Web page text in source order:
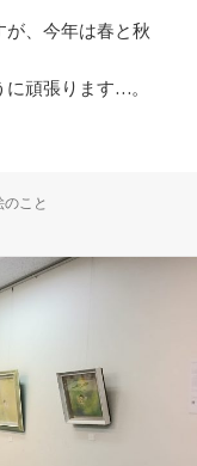
、今年は春と秋
頑張ります…。
展開催中
のこと